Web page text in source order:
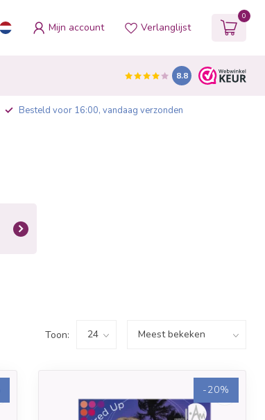
Mijn account Verlanglijst
0
8.8
Besteld voor 16:00, vandaag verzonden
Toon:
-20%